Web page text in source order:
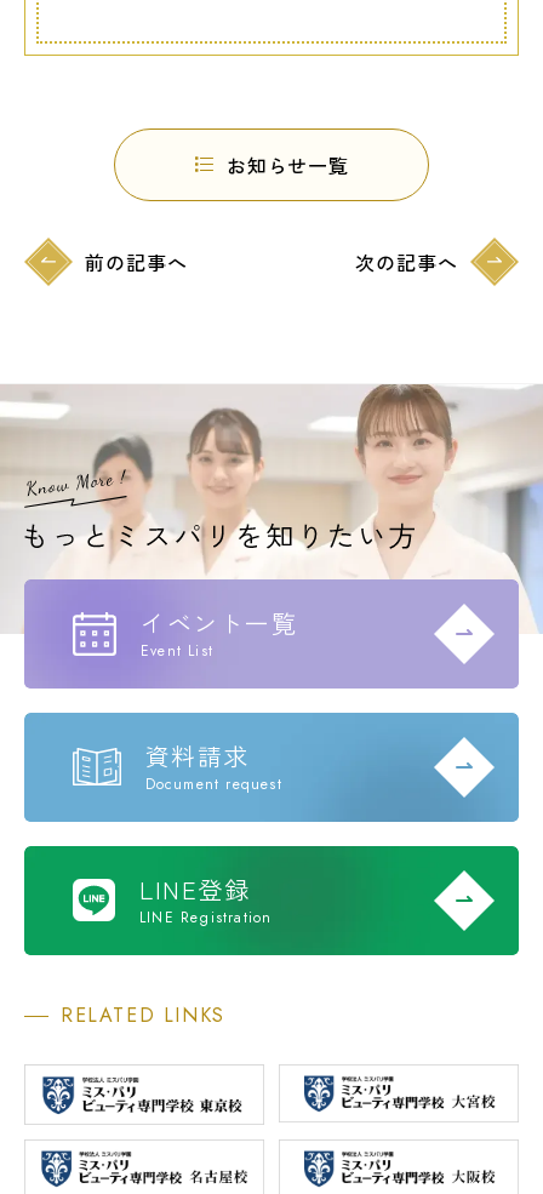
前の記事へ
お知らせ一覧
次の記事へ
イベント一覧
Event List
資料請求
Document request
LINE登録
LINE Registration
RELATED LINKS